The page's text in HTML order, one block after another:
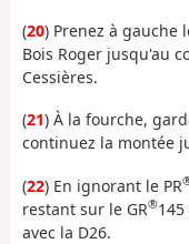
(20) Prenez à gauche
Bois Roger jusqu'au
Cessières.
(21) À la fourche,
continuez la montée
(22) En ignorant le PR
restant sur le GR®
avec la D26.